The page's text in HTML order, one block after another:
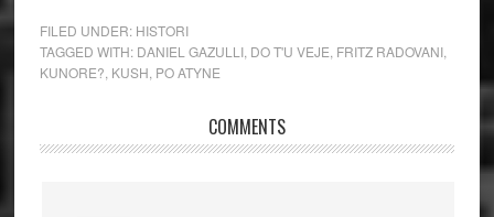
FILED UNDER: HISTORI
TAGGED WITH: DANIEL GAZULLI, DO T'U VEJE FRITZ RADOVANI,
KUNORE? KUSH PO ATYNE
COMMENTS